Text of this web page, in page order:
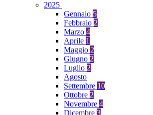
2025
Gennaio 5
Febbraio 2
Marzo 4
Aprile 1
Maggio 2
Giugno 2
Luglio 2
Agosto
Settembre 10
Ottobre 2
Novembre 4
Dicembre 3